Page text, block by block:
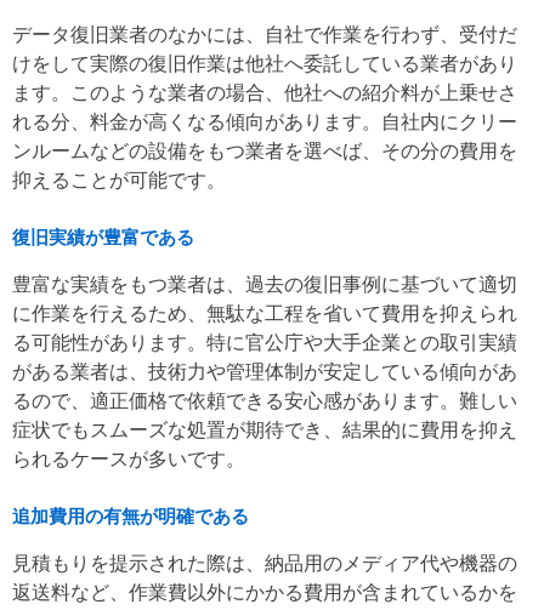
データ復旧業者のなかには、自社で作業を行わず、受付だ
けをして実際の復旧作業は他社へ委託している業者があり
ます。このような業者の場合、他社への紹介料が上乗せさ
れる分、料金が高くなる傾向があります。自社内にクリー
ンルームなどの設備をもつ業者を選べば、その分の費用を
抑えることが可能です。
復旧実績が豊富である
豊富な実績をもつ業者は、過去の復旧事例に基づいて適切
に作業を行えるため、無駄な工程を省いて費用を抑えられ
る可能性があります。特に官公庁や大手企業との取引実績
がある業者は、技術力や管理体制が安定している傾向があ
るので、適正価格で依頼できる安心感があります。難しい
症状でもスムーズな処置が期待でき、結果的に費用を抑え
られるケースが多いです。
追加費用の有無が明確である
見積もりを提示された際は、納品用のメディア代や機器の
返送料など、作業費以外にかかる費用が含まれているかを